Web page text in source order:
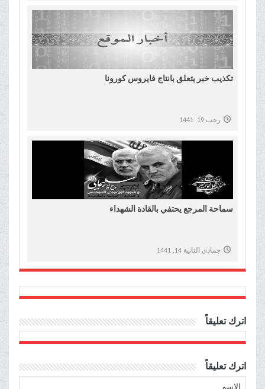
تكذيب خبر يتعلق بانتاج فايروس كورونا
رجب 19, 1441
سماحة المرجع يحتفي بالقادة الشهداء
جمادى الثانية 14, 1441
اترك تعليقاً
اترك تعليقاً